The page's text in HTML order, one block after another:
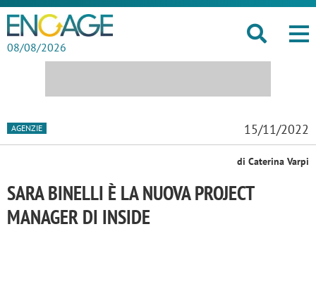
08/08/2026
AGENZIE 15/11/2022
di Caterina Varpi
SARA BINELLI È LA NUOVA PROJECT
MANAGER DI INSIDE